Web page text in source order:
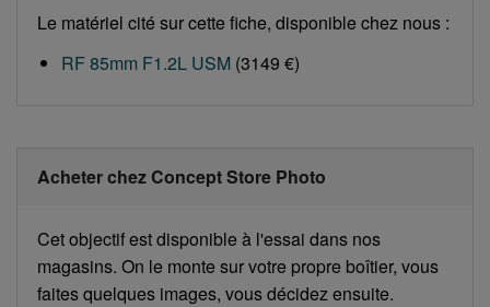
Le matériel cité sur cette fiche, disponible chez nous :
RF 85mm F1.2L USM (3149 €)
Acheter chez Concept Store Photo
Cet objectif est disponible à l'essai dans nos
magasins. On le monte sur votre propre boîtier, vous
faites quelques images, vous décidez ensuite.